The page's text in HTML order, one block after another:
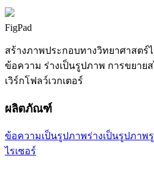
FigPad
สร้างภาพประกอบทางวิทยาศาสตร์
ข้อความ ร่างเป็นรูปภาพ การขยาย
เวิร์กโฟลว์เวกเตอร์
ผลิตภัณฑ์
ข้อความเป็นรูปภาพร่างเป็นรูปภาพ
ไรเซอร์